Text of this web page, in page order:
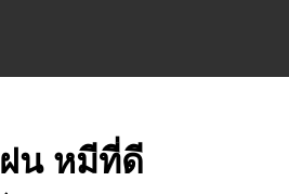
ฝน หมีที่ดี